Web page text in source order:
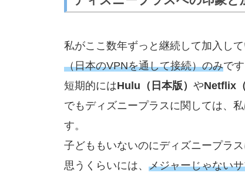
私がここ数年ずっと継続して加入し
（日本のVPNを通して接続）のみです
短期的にはHulu（日本版） やNetflix
でもディズニープラスに関しては、
す。
子どももいないのにディズニープラ
思うくらいには、 メジャーじゃない